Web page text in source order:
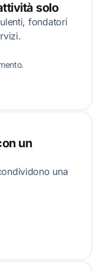
solo
fondatori
un
una